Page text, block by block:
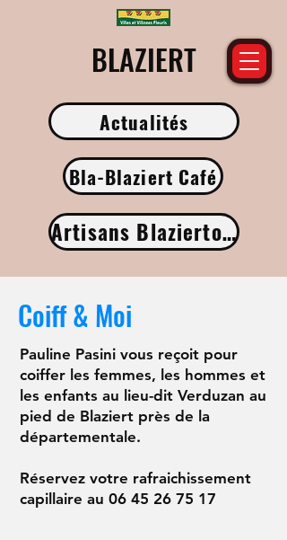
​BLAZIERT
Actualités
Bla-Blaziert Café
Artisans Blaziertois
Coiff & Moi
Pauline Pasini vous reçoit pour
coiffer les femmes, les hommes et
les enfants au l ieu-dit Verduzan au
pied de Blaziert près de la
départementale.
Réservez votre rafraichissement
capillaire au 06 45 26 75 17